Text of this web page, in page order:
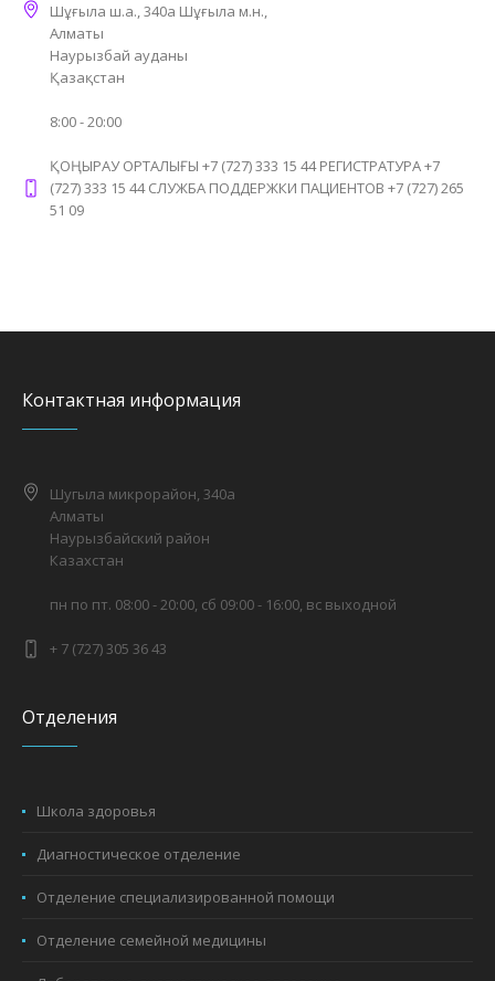
Шұғыла ш.а., 340а Шұғыла м.н.,
Алматы
Наурызбай ауданы
Қазақстан
8:00 - 20:00
ҚОҢЫРАУ ОРТАЛЫҒЫ +7 (727) 333 15 44 РЕГИСТРАТУРА +7
(727) 333 15 44 СЛУЖБА ПОДДЕРЖКИ ПАЦИЕНТОВ +7 (727) 265
51 09
Контактная информация
Шугыла микрорайон, 340а
Алматы
Наурызбайский район
Казахстан
пн по пт. 08:00 - 20:00, сб 09:00 - 16:00, вс выходной
+ 7 (727) 305 36 43
Отделения
Школа здоровья
Диагностическое отделение
Отделение специализированной помощи
Отделение семейной медицины